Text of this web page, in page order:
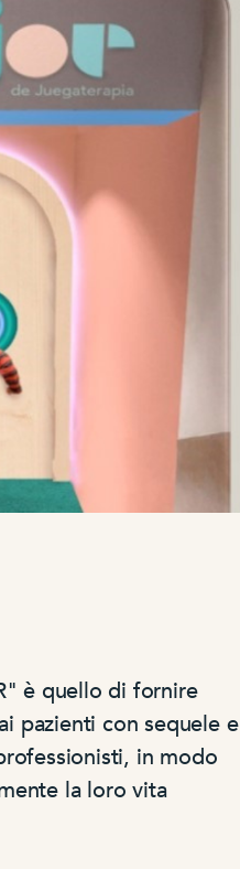
è quello di fornire
pazienti con sequele e
in modo
la loro vita